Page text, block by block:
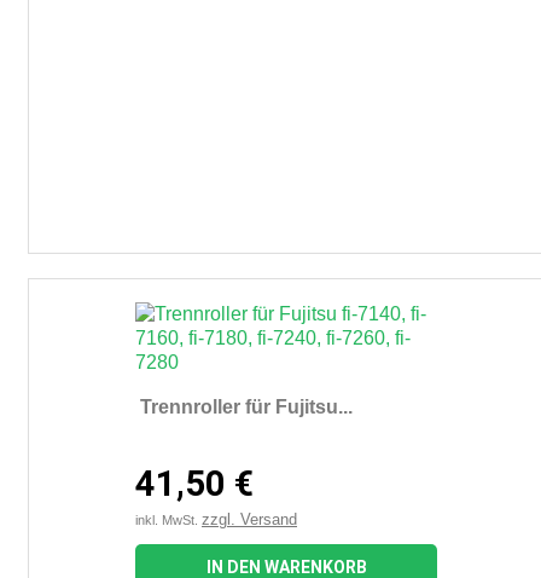
Trennroller für Fujitsu...
41,50 €
inkl. MwSt. zzgl. Versand
IN DEN WARENKORB